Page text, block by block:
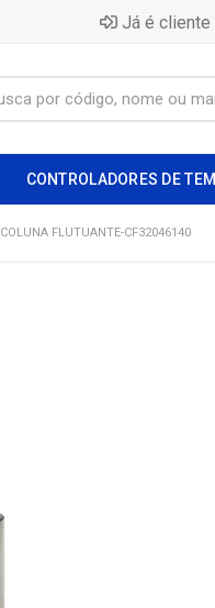
Já é cliente
CONTROLADORES DE
COLUNA FLUTUANTE-CF32046140